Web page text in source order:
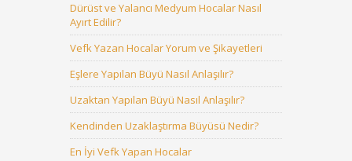
Dürüst ve Yalancı Medyum Hocalar Nasıl
Ayırt Edilir?
Vefk Yazan Hocalar Yorum ve Şikayetleri
Eşlere Yapılan Büyü Nasıl Anlaşılır?
Uzaktan Yapılan Büyü Nasıl Anlaşılır?
Kendinden Uzaklaştırma Büyüsü Nedir?
En İyi Vefk Yapan Hocalar